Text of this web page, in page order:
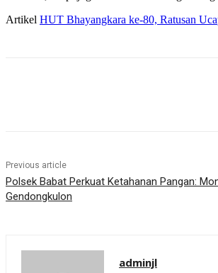
Artikel HUT Bhayangkara ke-80, Ratusan
Previous article
Polsek Babat Perkuat Ketahanan Pangan:
Gendongkulon
adminjl